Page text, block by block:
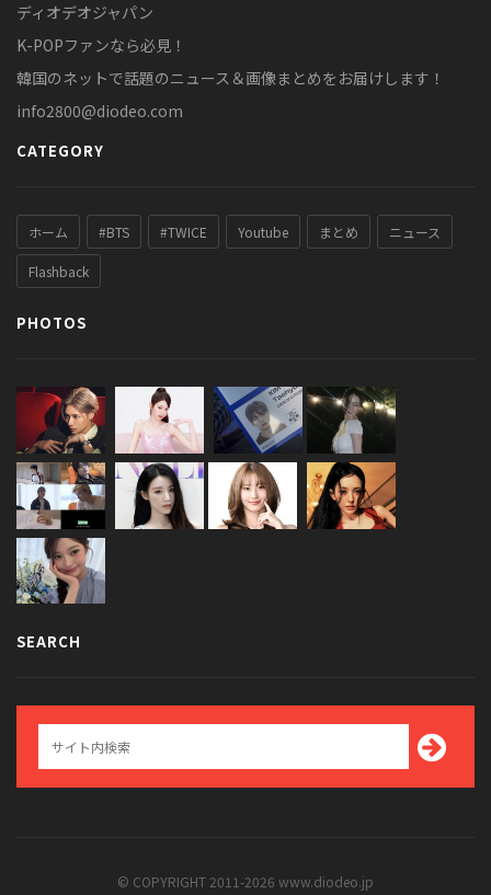
ディオデオジャパン
K-POPファンなら必見！
韓国のネットで話題のニュース＆画像まとめをお届けします！
info2800@diodeo.com
CATEGORY
ホーム #BTS #TWICE Youtube まとめ ニュース
Flashback
PHOTOS
SEARCH
© COPYRIGHT 2011-2026 www.diodeo.jp